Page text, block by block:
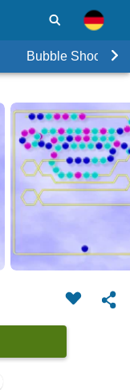
Bubble Shooter